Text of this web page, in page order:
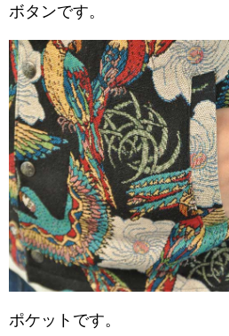
ボタンです。
ポケットです。